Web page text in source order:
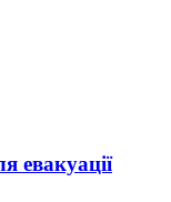
евакуації